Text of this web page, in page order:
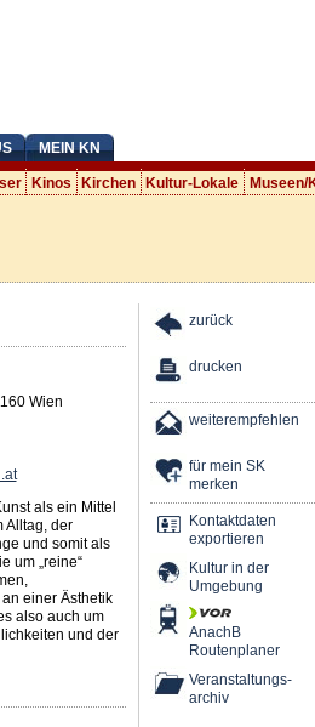
MEIN KN
Kinos Kirchen Kultur-Lokale Museen/
Wien
als ein Mittel
Alltag, der
und somit als
um „reine“
einer Ästhetik
also auch um
und der
zurück
drucken
weiterempfehlen
für mein SK
merken
Kontaktdaten
exportieren
Kultur in der
Umgebung
AnachB
Routenplaner
Veranstaltungs-
archiv